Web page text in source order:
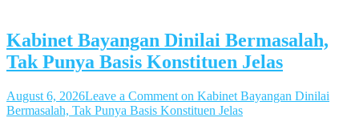
Kabinet Bayangan Dinilai Bermasalah,
Tak Punya Basis Konstituen Jelas
August 6, 2026Leave a Comment on Kabinet Bayangan Dinilai
Bermasalah, Tak Punya Basis Konstituen Jelas